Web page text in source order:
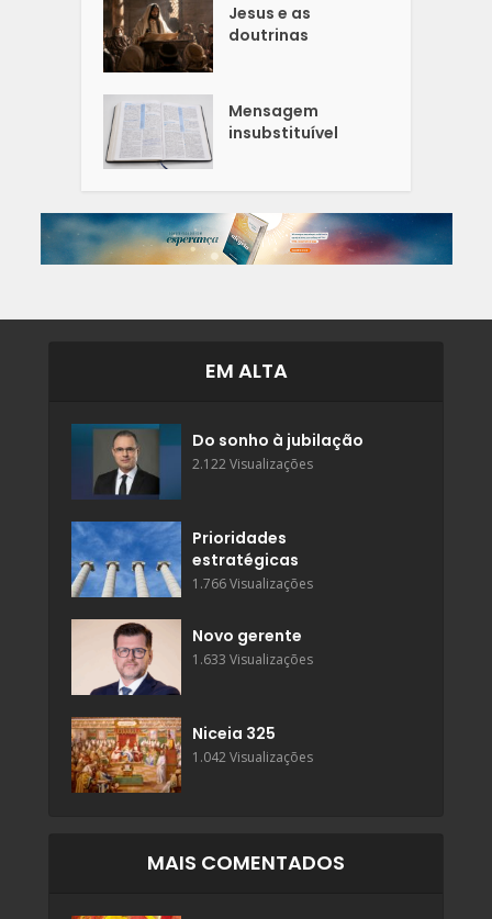
Jesus e as
doutrinas
Mensagem
insubstituível
EM ALTA
Do sonho à jubilação
2.122 Visualizações
Prioridades
estratégicas
1.766 Visualizações
Novo gerente
1.633 Visualizações
Niceia 325
1.042 Visualizações
MAIS COMENTADOS